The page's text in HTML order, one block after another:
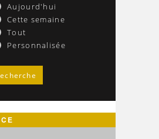
Aujourd'hui
Cette semaine
Tout
Personnalisée